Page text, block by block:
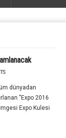
dünyadan
"Expo 2016
Expo Kulesi